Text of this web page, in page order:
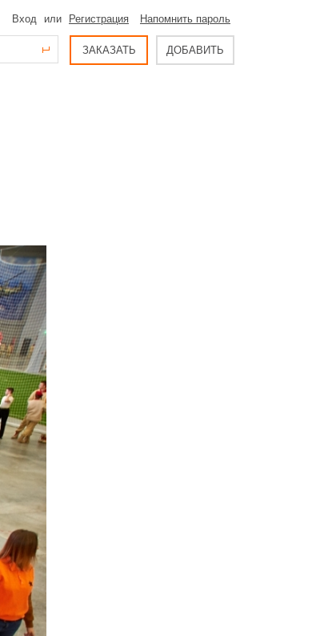
Вход или Регистрация Напомнить пароль
ЗАКАЗАТЬ ДОБАВИТЬ